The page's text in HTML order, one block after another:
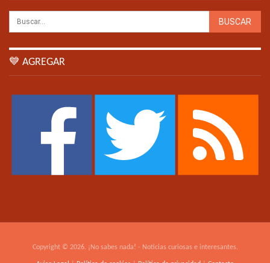
💙 AGREGAR
Copyright © 2026. ¡No sabes nada! - Noticias curiosas e interesantes.